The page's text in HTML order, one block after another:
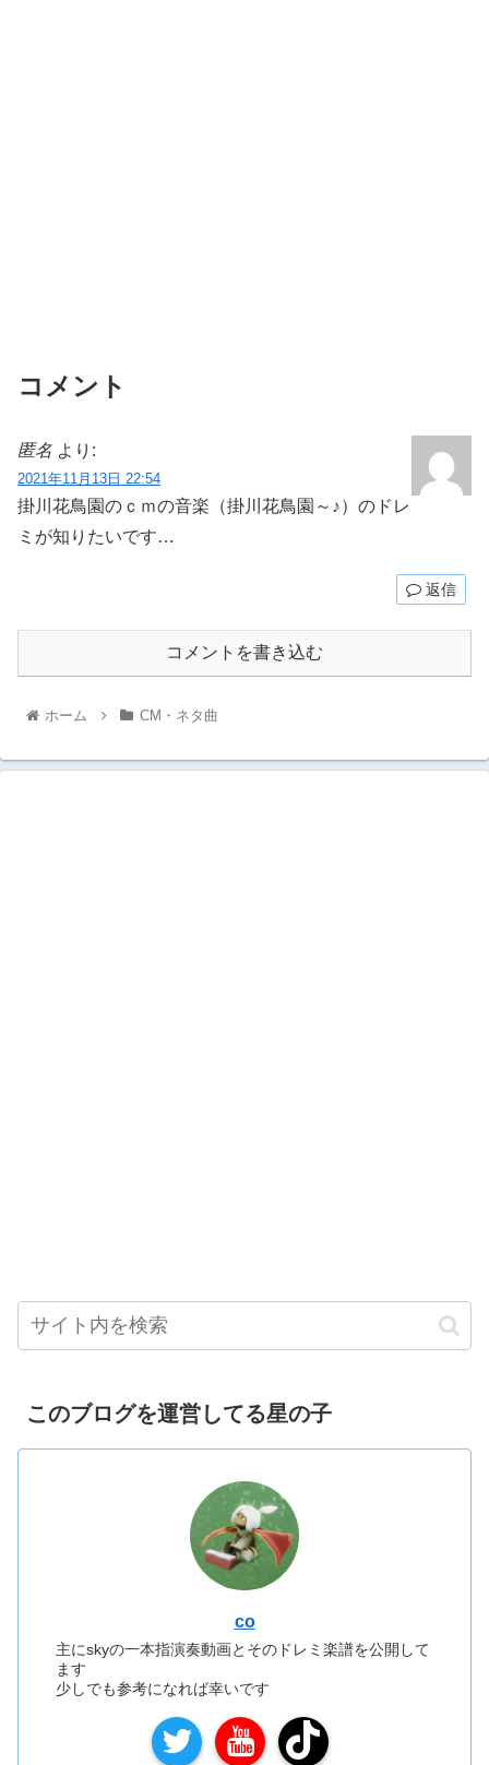
コメント
匿名 より:
2021年11月13日 22:54
掛川花鳥園のｃｍの音楽（掛川花鳥園～♪）のドレ
ミが知りたいです…
返信
コメントを書き込む
ホーム CM・ネタ曲
このブログを運営してる星の子
co
主にskyの一本指演奏動画とそのドレミ楽譜を公開して
ます
少しでも参考になれば幸いです